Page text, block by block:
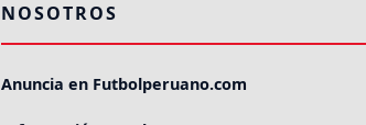
NOSOTROS
Anuncia en Futbolperuano.com